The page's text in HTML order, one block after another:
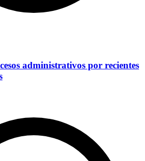
administrativos por recientes